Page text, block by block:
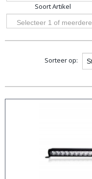
opties
Soort Artikel
Selecteer 1 of meerdere
Sorteer op: